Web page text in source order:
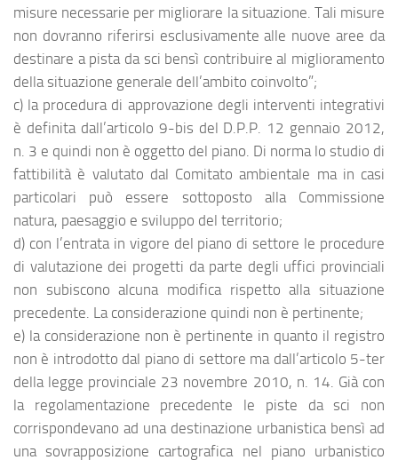
misure necessarie per migliorare la situazione. Tali misure
non dovranno riferirsi esclusivamente alle nuove aree da
destinare a pista da sci bensì contribuire al miglioramento
della situazione generale dell’ambito coinvolto”;
c) la procedura di approvazione degli interventi integrativi
è definita dall’articolo 9-bis del D.P.P. 12 gennaio 2012,
n. 3 e quindi non è oggetto del piano. Di norma lo studio di
fattibilità è valutato dal Comitato ambientale ma in casi
particolari può essere sottoposto alla Commissione
natura, paesaggio e sviluppo del territorio;
d) con l’entrata in vigore del piano di settore le procedure
di valutazione dei progetti da parte degli uffici provinciali
non subiscono alcuna modifica rispetto alla situazione
precedente. La considerazione quindi non è pertinente;
e) la considerazione non è pertinente in quanto il registro
non è introdotto dal piano di settore ma dall’articolo 5-ter
della legge provinciale 23 novembre 2010, n. 14. Già con
la regolamentazione precedente le piste da sci non
corrispondevano ad una destinazione urbanistica bensì ad
una sovrapposizione cartografica nel piano urbanistico